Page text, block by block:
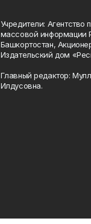
Учредители: Агентство
массовой информации
Башкортостан,
Издательский дом
Главный редактор:
Илдусовна.